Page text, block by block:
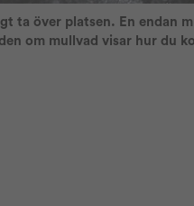
ta över platsen. En endan
om mullvad visar hur du